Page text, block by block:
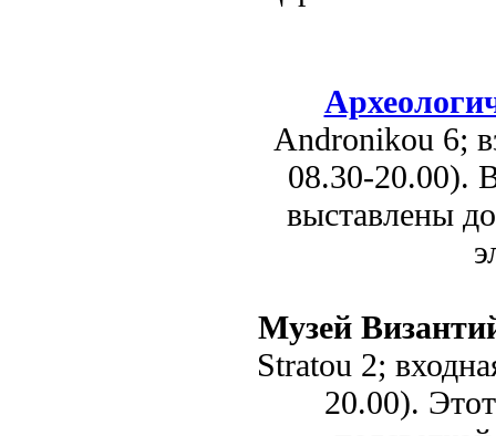
Andronikou 6;
08.30-20.00).
выставлены
Музей
Stratou 2;
20.00).